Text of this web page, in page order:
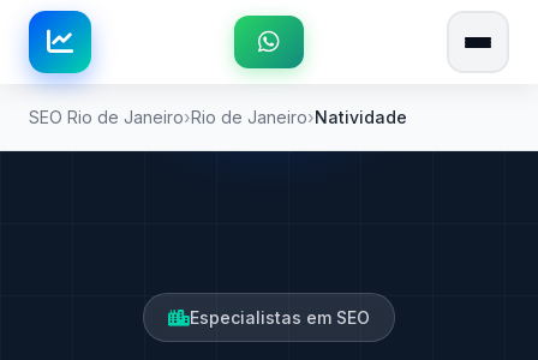
SEO Rio de Janeiro Rio de Janeiro Natividade
Especialistas em SEO